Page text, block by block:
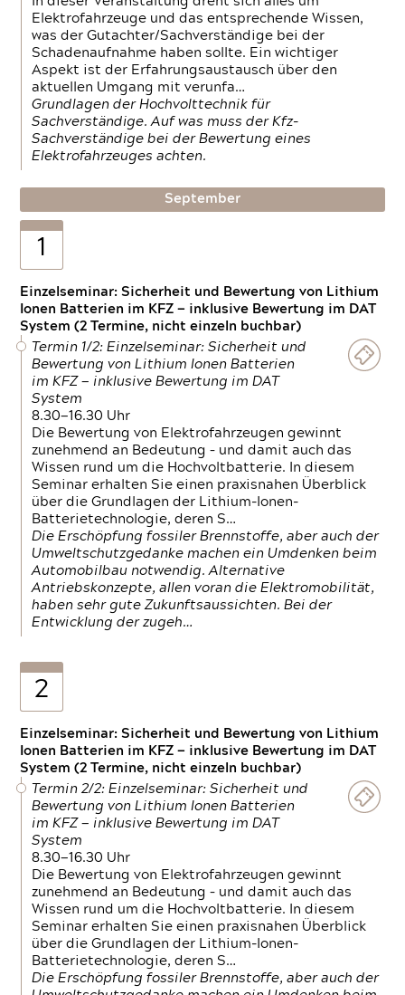
Elektrofahrzeuge und das entsprechende Wissen,
was der Gutachter/Sachverständige bei der
Schadenaufnahme haben sollte. Ein wichtiger
Aspekt ist der Erfahrungsaustausch über den
aktuellen Umgang mit verunfa…
Grundlagen der Hochvolttechnik für
Sachverständige. Auf was muss der Kfz-
Sachverständige bei der Bewertung eines
Elektrofahrzeuges achten.
September
1
Einzelseminar: Sicherheit und Bewertung von Lithium
Ionen Batterien im KFZ — inklusive Bewertung im DAT
System (2 Termine, nicht einzeln buchbar)
Termin 1/2: Einzelseminar: Sicherheit und
Bewertung von Lithium Ionen Batterien
im KFZ — inklusive Bewertung im DAT
System
8.30—16.30 Uhr
Die Bewertung von Elektrofahrzeugen gewinnt
zunehmend an Bedeutung – und damit auch das
Wissen rund um die Hochvoltbatterie. In diesem
Seminar erhalten Sie einen praxisnahen Überblick
über die Grundlagen der Lithium-Ionen-
Batterietechnologie, deren S…
Die Erschöpfung fossiler Brennstoffe, aber auch der
Umweltschutzgedanke machen ein Umdenken beim
Automobilbau notwendig. Alternative
Antriebskonzepte, allen voran die Elektromobilität,
haben sehr gute Zukunftsaussichten. Bei der
Entwicklung der zugeh…
2
Einzelseminar: Sicherheit und Bewertung von Lithium
Ionen Batterien im KFZ — inklusive Bewertung im DAT
System (2 Termine, nicht einzeln buchbar)
Termin 2/2: Einzelseminar: Sicherheit und
Bewertung von Lithium Ionen Batterien
im KFZ — inklusive Bewertung im DAT
System
8.30—16.30 Uhr
Die Bewertung von Elektrofahrzeugen gewinnt
zunehmend an Bedeutung – und damit auch das
Wissen rund um die Hochvoltbatterie. In diesem
Seminar erhalten Sie einen praxisnahen Überblick
über die Grundlagen der Lithium-Ionen-
Batterietechnologie, deren S…
Die Erschöpfung fossiler Brennstoffe, aber auch der